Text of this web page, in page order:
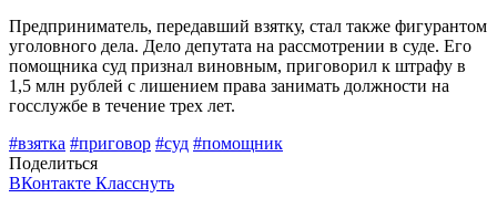
Предприниматель, передавший взятку, стал также фигурантом
уголовного дела. Дело депутата на рассмотрении в суде. Его
помощника суд признал виновным, приговорил к штрафу в
1,5 млн рублей с лишением права занимать должности на
госслужбе в течение трех лет.
#взятка #приговор #суд #помощник
Поделиться
ВКонтакте Класснуть